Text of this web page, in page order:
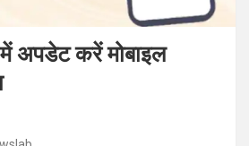
अपडेट करें मोबाइल